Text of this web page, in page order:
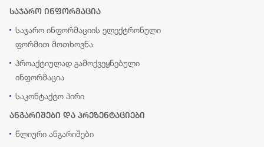
საჯარო ინფორმაცია
საჯარო ინფორმაციის ელექტრონული
ფორმით მოთხოვნა
პროაქტიულად გამოქვეყნებული
ინფორმაცია
საკონტაქტო პირი
ანგარიშები და პრეზენტაციები
წლიური ანგარიშები